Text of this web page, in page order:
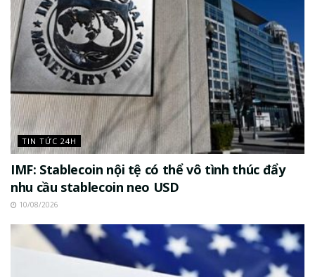
TIN TỨC 24H
IMF: Stablecoin nội tệ có thể vô tình thúc đẩy
nhu cầu stablecoin neo USD
10/08/2026